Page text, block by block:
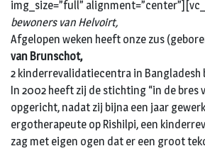
img_size=”full”
bewoners van Helvoirt,
Afgelopen weken heeft onze zus
van Brunschot,
2 kinderrevalidatiecentra in Bangladesh
In 2002 heeft zij de stichting “in de bres
opgericht, nadat zij bijna een jaar
ergotherapeute op Rishilpi, een
zag met eigen ogen dat er een groot